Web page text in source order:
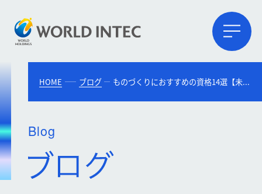
HOME ブログ ものづくりにおすすめの資格14選【未経験でも安心・キャリアアップに最適】
Blog